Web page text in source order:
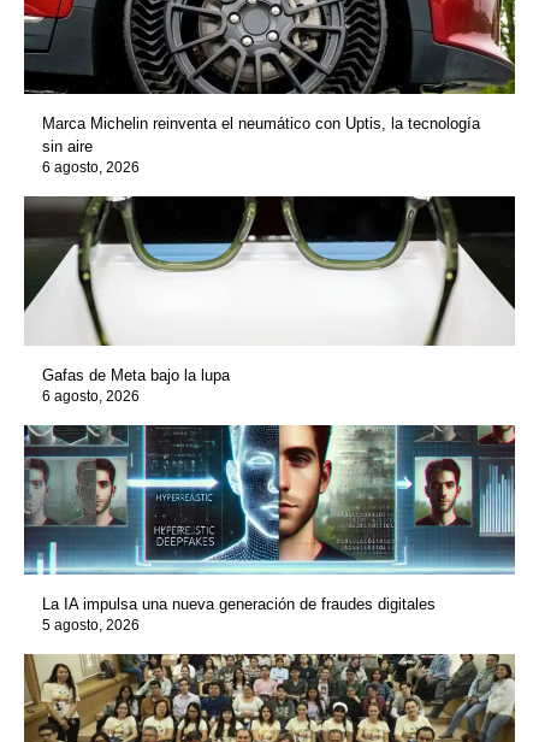
Marca Michelin reinventa el neumático con Uptis, la tecnología
sin aire
6 agosto, 2026
Gafas de Meta bajo la lupa
6 agosto, 2026
La IA impulsa una nueva generación de fraudes digitales
5 agosto, 2026